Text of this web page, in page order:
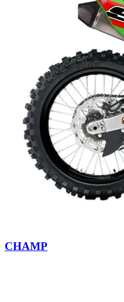
CHAMP